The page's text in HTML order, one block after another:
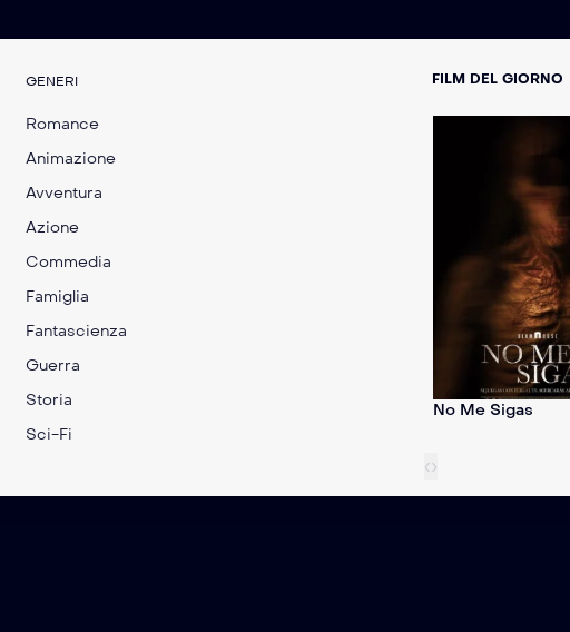
GENERI
Romance
Animazione
Avventura
Azione
Commedia
Famiglia
Fantascienza
Guerra
Storia
Sci-Fi
FILM DEL GIORNO
Please Don’t Feed the
Children
No Me Sigas
‹›